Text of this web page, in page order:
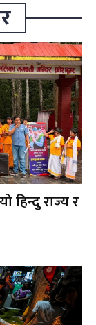
हिन्दु राज्य र